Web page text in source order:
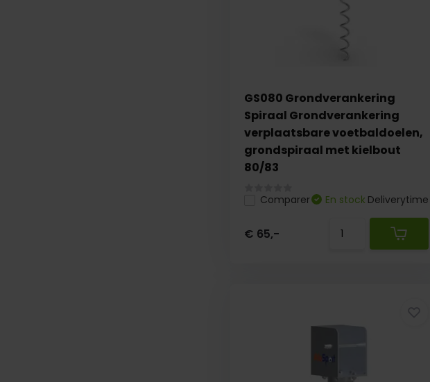
GS080 Grondverankering
Spiraal Grondverankering
verplaatsbare voetbaldoelen,
grondspiraal met kielbout
80/83
Comparer En stock Deliverytime
€ 65,-